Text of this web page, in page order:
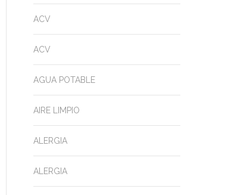
ACV
ACV
AGUA POTABLE
AIRE LIMPIO
ALERGIA
ALERGIA